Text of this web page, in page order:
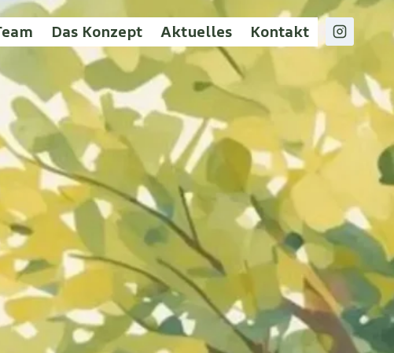
Das Konzept Aktuelles Kontakt